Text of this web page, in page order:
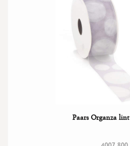
Paars Organza lint